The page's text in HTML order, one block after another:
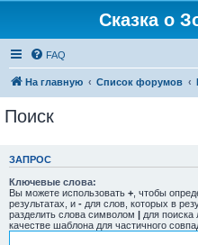
Сказка о
FAQ
На главную Список форумов
Поиск
ЗАПРОС
Ключевые слова:
Вы можете использовать + , чтобы
результатах, и - для слов, которых в
разделить слова символом | для поиска
качестве шаблона для частичного